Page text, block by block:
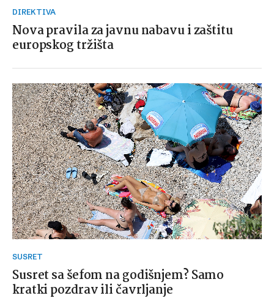
DIREKTIVA
Nova pravila za javnu nabavu i zaštitu
europskog tržišta
SUSRET
Susret sa šefom na godišnjem? Samo
kratki pozdrav ili čavrljanje